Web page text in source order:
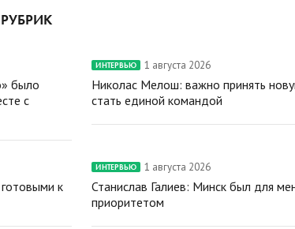
было
с
ИНТЕРВЬЮ 1 августа 2026
Николас Мелош: важно принять
стать единой командой
к
ИНТЕРВЬЮ 1 августа 2026
Станислав Галиев: Минск был для
приоритетом